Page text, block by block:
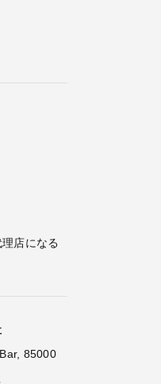
店になる
85000